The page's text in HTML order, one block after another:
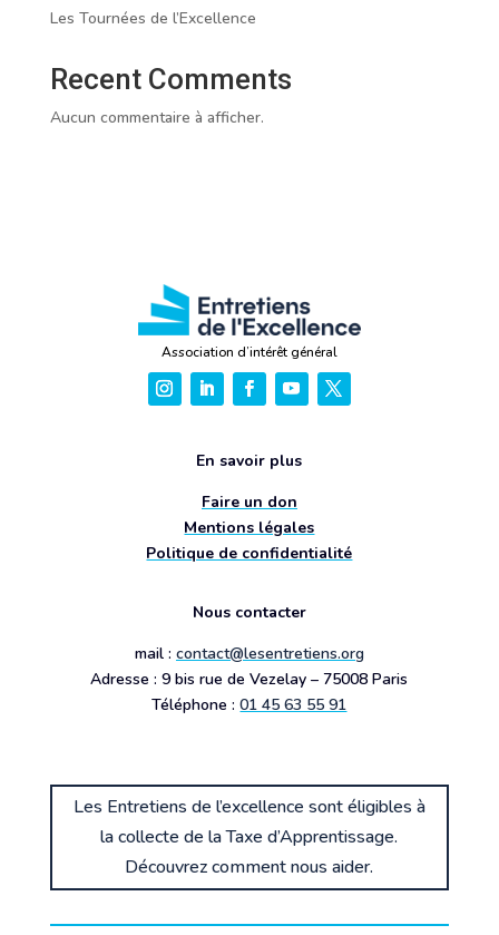
Les Tournées de l’Excellence
Recent Comments
Aucun commentaire à afficher.
Association d’intérêt général
En savoir plus
Faire un don
Mentions légales
Politique de confidentialité
Nous contacter
mail : contact@lesentretiens.org
Adresse : 9 bis rue de Vezelay – 75008 Paris
Téléphone :01 45 63 55 91
Les Entretiens de l’excellence sont éligibles à
la collecte de la Taxe d’Apprentissage.
Découvrez comment nous aider.